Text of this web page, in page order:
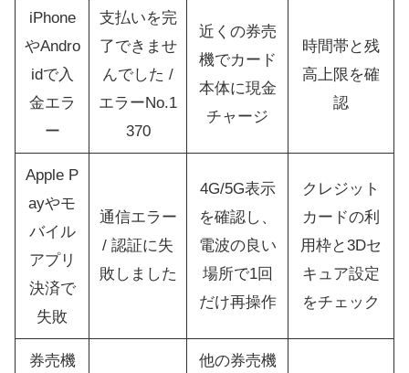
iPhone
やAndro
idで入
金エラ
ー
支払いを完
了できませ
んでした /
エラーNo.1
370
近くの券売
機でカード
本体に現金
チャージ
時間帯と残
高上限を確
認
Apple P
ayやモ
バイル
アプリ
決済で
失敗
通信エラー
/ 認証に失
敗しました
4G/5G表示
を確認し、
電波の良い
場所で1回
だけ再操作
クレジット
カードの利
用枠と3Dセ
キュア設定
をチェック
券売機
他の券売機